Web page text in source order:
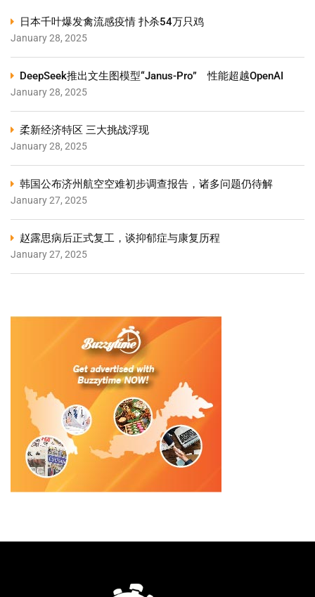
日本千叶爆发禽流感疫情 扑杀54万只鸡
January 28, 2025
DeepSeek推出文生图模型“Janus-Pro” 性能超越OpenAI
January 28, 2025
柔新经济特区 三大挑战浮现
January 28, 2025
韩国公布济州航空空难初步调查报告，诸多问题仍待解
January 27, 2025
赵露思病后正式复工，谈抑郁症与康复历程
January 27, 2025